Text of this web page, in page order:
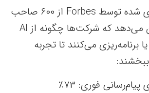
آمارهای جمع‌آوری شده توسط Forbes از ۶۰۰ صاحب
کسب و کار نشان می‌دهد که شرکت‌ها چگونه از AI
برنامه‌ریزی می‌کنند تا تجربه
فوری: ۷۳٪